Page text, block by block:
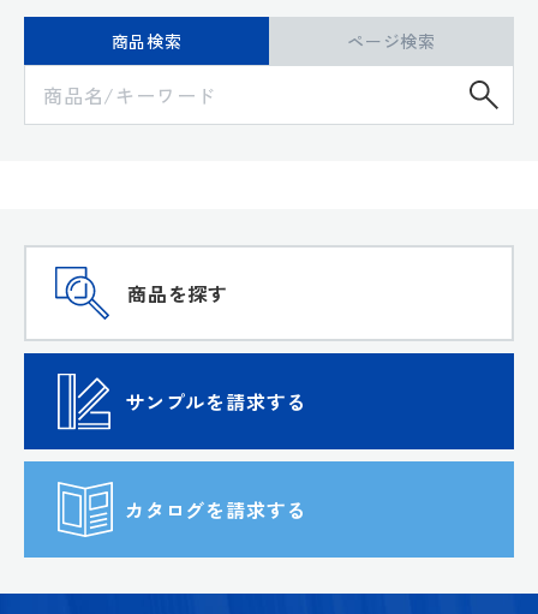
商品検索 ページ検索
商品を探す
サンプルを請求する
カタログを請求する